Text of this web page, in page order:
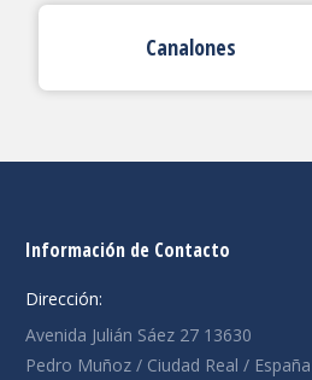
Canalones
Información de Contacto
Dirección:
Avenida Julián Sáez 27 13630
Pedro Muñoz / Ciudad Real / España